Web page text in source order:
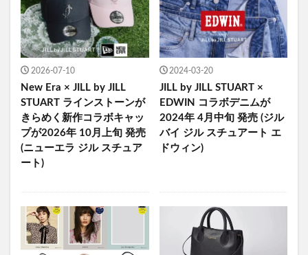
2026-07-10
New Era × JILL by JILL
STUART ラインストーンが
きらめく新作コラボキャッ
プが2026年 10月上旬 発売
(ニューエラ ジル スチュア
ート)
2024-03-20
JILL by JILL STUART ×
EDWIN コラボデニムが
2024年 4月中旬 発売 (ジル
バイ ジル スチュアート エ
ドウィン)